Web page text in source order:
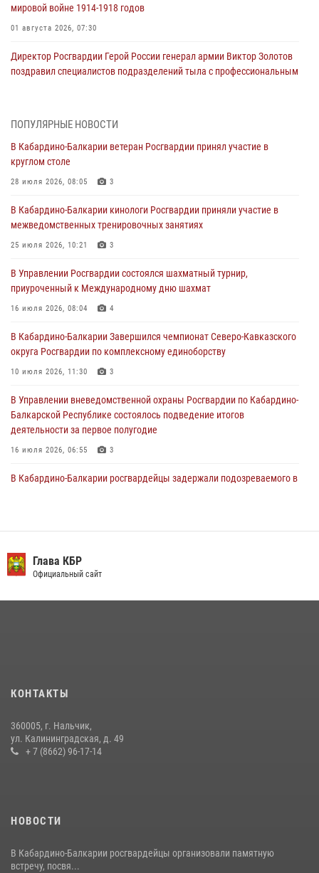
мировой войне 1914-1918 годов
01 августа 2026, 07:30
Директор Росгвардии Герой России генерал армии Виктор Золотов
поздравил специалистов подразделений тыла с профессиональным
направлении
31 июля 2026, 09:22
генерала армии Виктора Золотова с заместителем полномочного
представителя Президента Российской Федерации в Северо-
Кавказском федеральном округе Виталием Кузнецовым
Управление Росгвардии по Кабардино-Балкарской Республике
информирует
В Кабардино-Балкарии нештатные инструктора подразделений
Росгвардии отработали профессиональные навыки
ПОПУЛЯРНЫЕ НОВОСТИ
В Кабардино-Балкарии ветеран Росгвардии принял участие в
круглом столе
28 июля 2026, 08:05 3
В Кабардино-Балкарии кинологи Росгвардии приняли участие в
межведомственных тренировочных занятиях
25 июля 2026, 10:21 3
В Управлении Росгвардии состоялся шахматный турнир,
приуроченный к Международному дню шахмат
16 июля 2026, 08:04 4
В Кабардино-Балкарии Завершился чемпионат Северо-Кавказского
округа Росгвардии по комплексному единоборству
10 июля 2026, 11:30 3
В Управлении вневедомственной охраны Росгвардии по Кабардино-
Балкарской Республике состоялось подведение итогов
деятельности за первое полугодие
16 июля 2026, 06:55 3
В Кабардино-Балкарии росгвардейцы задержали подозреваемого в
округе Росгвардии
09 июля 2026, 08:36
В Кабардино-Балкарии при силовой поддержке Росгвардии изъяты
оружие и наркотические средства
Глава КБР
Официальный сайт
КОНТАКТЫ
360005, г. Нальчик,
ул. Калининградская, д. 49
+ 7 (8662) 96-17-14
НОВОСТИ
В Кабардино-Балкарии росгвардейцы организовали памятную
встречу, посвя...